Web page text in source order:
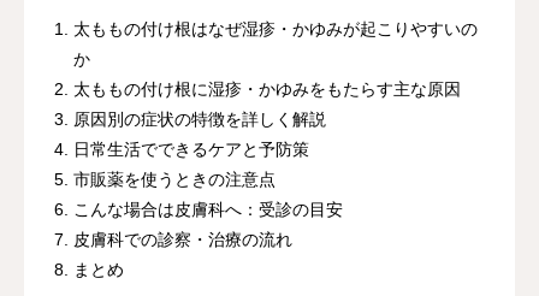
太ももの付け根はなぜ湿疹・かゆみが起こりやすいの
か
太ももの付け根に湿疹・かゆみをもたらす主な原因
原因別の症状の特徴を詳しく解説
日常生活でできるケアと予防策
市販薬を使うときの注意点
こんな場合は皮膚科へ：受診の目安
皮膚科での診察・治療の流れ
まとめ